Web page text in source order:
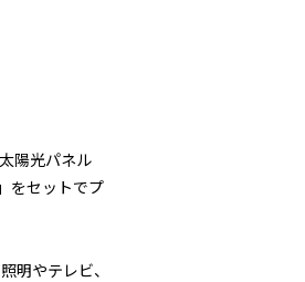
陽光パネル
をセットでプ
明やテレビ、